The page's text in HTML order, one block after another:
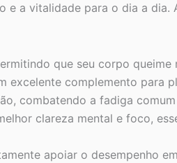
e a vitalidade para o dia a
que seu corpo queime
excelente complemento para
combatendo a fadiga
clareza mental e foco,
apoiar o desempenho